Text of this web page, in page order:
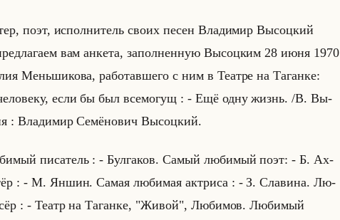
поэт, ис­пол­ни­тель своих песен Вла­ди­мир Вы­соц­кий
вам ан­ке­та, за­пол­нен­ную Вы­соц­ким 28 июня 1970
Меньши­ко­ва, ра­бо­тав­ше­го с ним в Те­ат­ре на Та­ган­ке:
если бы был все­мо­гущ : - Ещё одну жизнь. /В. Вы­
: Вла­ди­мир Се­мё­но­вич Вы­соц­кий.
пи­са­тель : - Бул­га­ков. Самый лю­би­мый поэт: - Б. Ах­
: - М. Яншин. Самая лю­би­мая ак­три­са : - З. Сла­ви­на. Лю­
: - Театр на Та­ган­ке, "Живой", Лю­би­мов. Лю­би­мый